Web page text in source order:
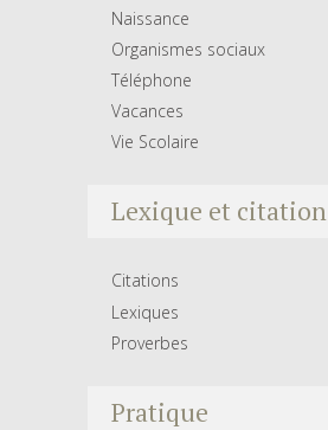
Naissance
Organismes sociaux
Téléphone
Vacances
Vie Scolaire
Lexique et citation
Citations
Lexiques
Proverbes
Pratique